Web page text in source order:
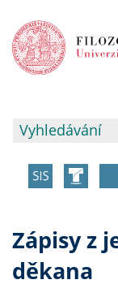
Zápisy z
děkana